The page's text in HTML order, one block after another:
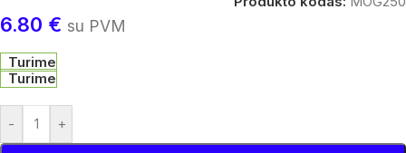
6.80 € su PVM
Turime
Turime
- +